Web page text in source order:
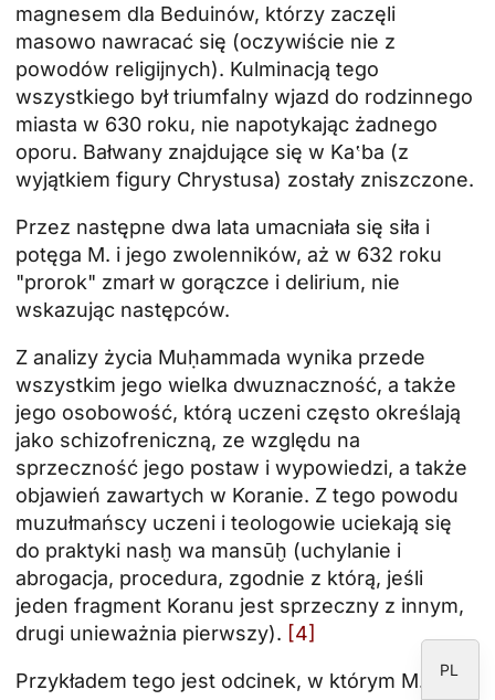
magnesem dla Beduinów, którzy zaczęli
masowo nawracać się (oczywiście nie z
powodów religijnych). Kulminacją tego
wszystkiego był triumfalny wjazd do rodzinnego
miasta w 630 roku, nie napotykając żadnego
oporu. Bałwany znajdujące się w Ka‛ba (z
wyjątkiem figury Chrystusa) zostały zniszczone.
Przez następne dwa lata umacniała się siła i
potęga M. i jego zwolenników, aż w 632 roku
"prorok" zmarł w gorączce i delirium, nie
wskazując następców.
Z analizy życia Muḥammada wynika przede
wszystkim jego wielka dwuznaczność, a także
jego osobowość, którą uczeni często określają
jako schizofreniczną, ze względu na
sprzeczność jego postaw i wypowiedzi, a także
objawień zawartych w Koranie. Z tego powodu
muzułmańscy uczeni i teologowie uciekają się
do praktyki nasḫ wa mansūḫ (uchylanie i
abrogacja, procedura, zgodnie z którą, jeśli
jeden fragment Koranu jest sprzeczny z innym,
drugi unieważnia pierwszy). [4]
Przykładem tego jest odcinek, w którym M.
PL
FR
DE
RU
ZH